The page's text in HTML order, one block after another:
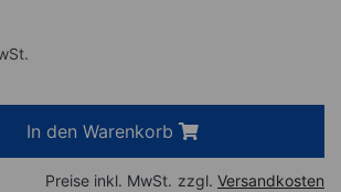
In den Warenkorb
Preise inkl. MwSt. zzgl. Versandkosten